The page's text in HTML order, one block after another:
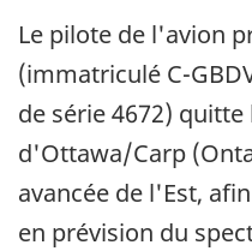
Le pilote de l'avion
(immatriculé C-
de série 4672)
d'Ottawa/Carp
avancée de l'Est,
en prévision du